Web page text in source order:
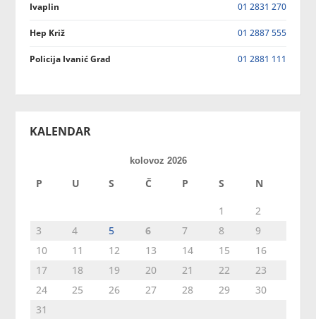
Ivaplin 01 2831 270
Hep Križ 01 2887 555
Policija Ivanić Grad 01 2881 111
KALENDAR
kolovoz 2026
P U S Č P S N
1
2
3
4 5 6 7 8
9
10
11 12 13 14 15
16
17
18 19 20 21 22
23
24
25 26 27 28 29
30
31